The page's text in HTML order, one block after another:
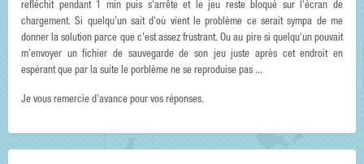
refléchit pendant 1 min puis s'arrête et le jeu reste bloqué sur l'écran de
chargement. Si quelqu'un sait d'où vient le problème ce serait sympa de me
donner la solution parce que c'est assez frustrant. Ou au pire si quelqu'un pouvait
m'envoyer un fichier de sauvegarde de son jeu juste après cet endroit en
espérant que par la suite le porblème ne se reproduise pas ...
Je vous remercie d'avance pour vos réponses.